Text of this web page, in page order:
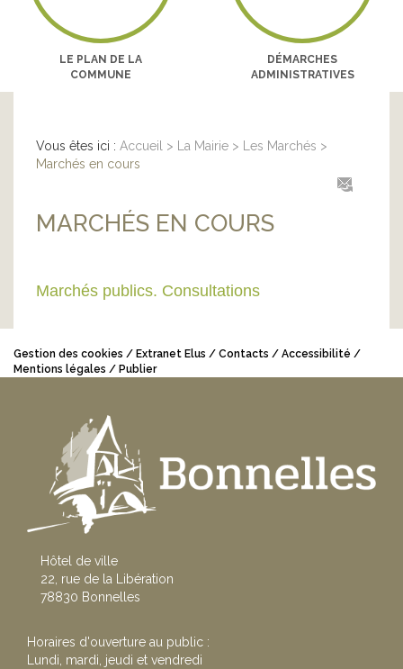
LE PLAN DE LA
COMMUNE
DÉMARCHES
ADMINISTRATIVES
Vous êtes ici : Accueil > La Mairie > Les Marchés >
Marchés en cours
MARCHÉS EN COURS
Marchés publics. Consultations
Gestion des cookies Extranet Elus Contacts
Accessibilité
Mentions légales
Publier
Hôtel de ville
22, rue de la Libération
78830 Bonnelles
Horaires d'ouverture au public :
Lundi, mardi, jeudi et vendredi